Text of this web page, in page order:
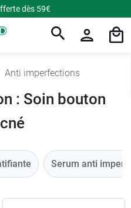
dès 59€
Anti imperfections
: Soin bouton
Serum anti